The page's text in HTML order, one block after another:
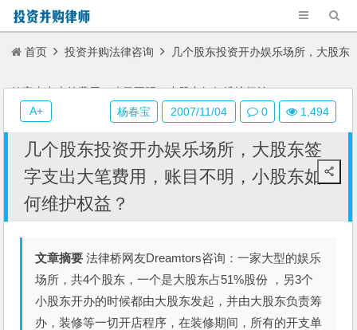
首页 投资并购法律咨询 几个股东投资开办娱乐场所，大股东
签字支出大笔费用，账目不明，小股东如何维护权益？
几个股东投资开办娱乐场所，大股东签
字支出大笔费用，账目不明，小股东如
何维护权益？
文章摘要 法律桥网友Dreamtors咨询：一家大型的娱乐
场所，共4个股东，一个是大股东占51%股份 ，另3个
小股东开办的时候都由大股东发起，并由大股东负责筹
办，装修等一切开店程序，在装修期间，所有的开支单
杨春宝 2007/11/04 0 1,494
A+